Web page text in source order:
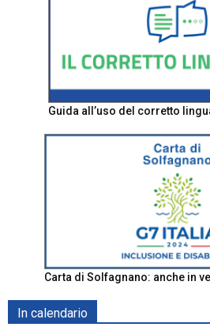
Guida all’uso del corretto
Carta di Solfagnano: anche in
In calendario